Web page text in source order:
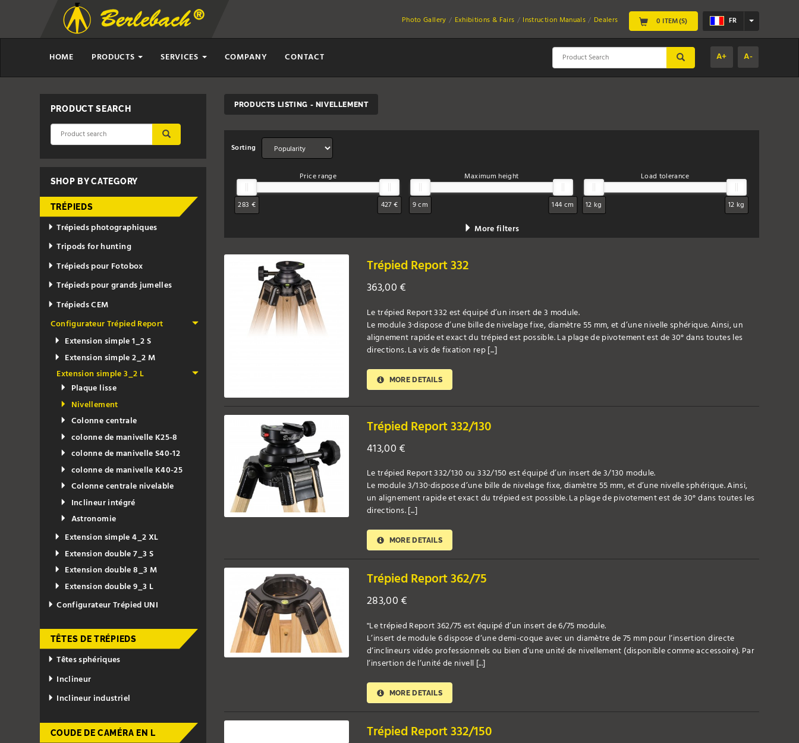
FR
0 ITEM(S)
Photo Gallery Exhibitions & Fairs Instruction Manuals Dealers
HOME PRODUCTS SERVICES COMPANY CONTACT A+ A-
SUBMIT
PRODUCTS LISTING - NIVELLEMENT
Sorting
Price range
283 € 427 €
Maximum height
9 cm 144 cm
Load tolerance
12 kg 12 kg
More filters
Trépied Report 332
363,00 €
Le trépied Report 332 est équipé d’un insert de 3 module.
Le module 3·dispose d’une bille de nivelage fixe, diamètre 55 mm, et d’une nivelle sphérique. Ainsi, un
alignement rapide et exact du trépied est possible. La plage de pivotement est de 30° dans toutes les
directions. La vis de fixation rep [...]
MORE DETAILS
Trépied Report 332/130
413,00 €
Le trépied Report 332/130 ou 332/150 est équipé d’un insert de 3/130 module.
Le module 3/130·dispose d’une bille de nivelage fixe, diamètre 55 mm, et d’une nivelle sphérique. Ainsi,
un alignement rapide et exact du trépied est possible. La plage de pivotement est de 30° dans toutes les
directions. [...]
MORE DETAILS
Trépied Report 362/75
283,00 €
"Le trépied Report 362/75 est équipé d’un insert de 6/75 module.
L’insert de module 6 dispose d‘une demi-coque avec un diamètre de 75 mm pour l‘insertion directe
d‘inclineurs vidéo professionnels ou bien d‘une unité de nivellement (disponible comme accessoire). Par
l‘insertion de l‘unité de nivell [...]
MORE DETAILS
Trépied Report 332/150
PRODUCT SEARCH
SHOP BY CATEGORY
TRÉPIEDS
Trépieds photographiques
Tripods for hunting
Trépieds pour Fotobox
Trépieds pour grands jumelles
Trépieds CEM
Configurateur Trépied Report
Extension simple 1_2 S
Extension simple 2_2 M
Extension simple 3_2 L
Plaque lisse
Nivellement
Colonne centrale
colonne de manivelle K25-8
colonne de manivelle S40-12
colonne de manivelle K40-25
Colonne centrale nivelable
Inclineur intégré
Astronomie
Extension simple 4_2 XL
Extension double 7_3 S
Extension double 8_3 M
Extension double 9_3 L
Configurateur Trépied UNI
TÊTES DE TRÉPIEDS
Têtes sphériques
Inclineur
Inclineur industriel
COUDE DE CAMÉRA EN L